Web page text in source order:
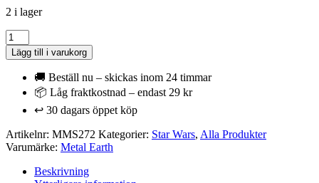
2 i lager
Metal
Earth
Star
Wars
Fighter
mängd
Lägg till i varukorg
🚚 Beställ nu – skickas inom 24 timmar
📦 Låg fraktkostnad – endast 29 kr
↩️ 30 dagars öppet köp
Artikelnr: MMS272 Kategorier: Star Wars, Alla Produkter
Varumärke: Metal Earth
Beskrivning